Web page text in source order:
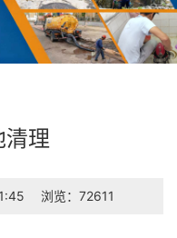
清理
浏览：72611